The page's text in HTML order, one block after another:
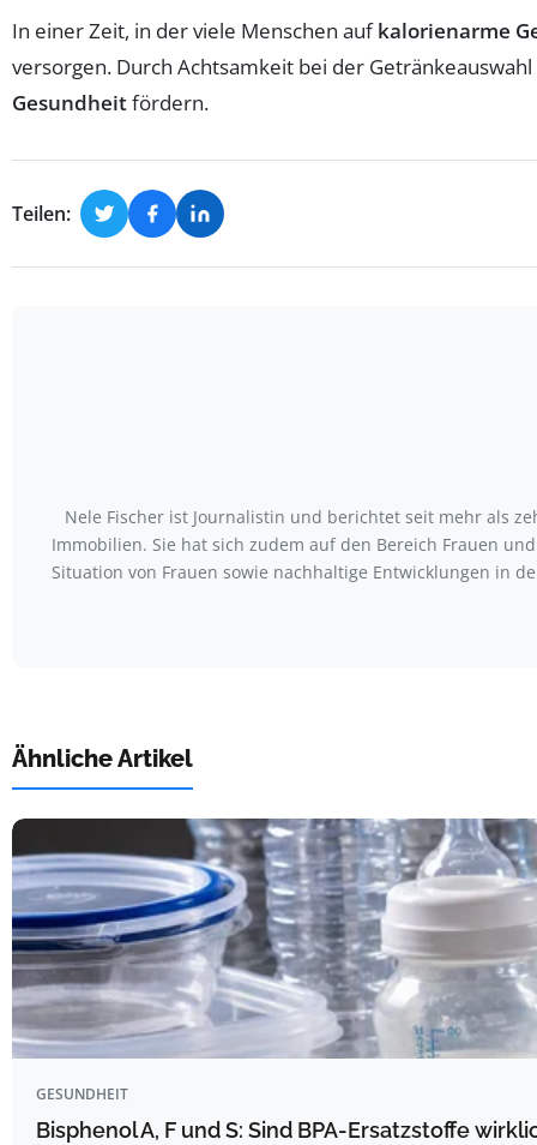
In einer Zeit, in der viele Menschen aufkalorienarme
versorgen. Durch Achtsamkeit bei der
Gesundheitfördern.
Teilen:
Nele Fischer ist Journalistin und berichtet seit mehr als
Immobilien. Sie hat sich zudem auf den Bereich Frauen
Situation von Frauen sowie nachhaltige Entwicklungen in
Ähnliche Artikel
GESUNDHEIT
Bisphenol A, F und S: Sind BPA-Ersatzstoffe